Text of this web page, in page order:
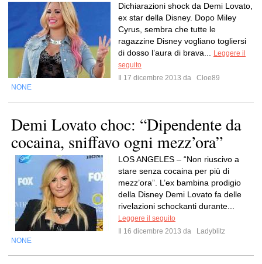
Dichiarazioni shock da Demi Lovato,
ex star della Disney. Dopo Miley
Cyrus, sembra che tutte le
ragazzine Disney vogliano togliersi
di dosso l’aura di brava...
Leggere il
seguito
Il 17 dicembre 2013 da
Cloe89
NONE
Demi Lovato choc: “Dipendente da
cocaina, sniffavo ogni mezz’ora”
LOS ANGELES – “Non riuscivo a
stare senza cocaina per più di
mezz’ora”. L’ex bambina prodigio
della Disney Demi Lovato fa delle
rivelazioni schockanti durante...
Leggere il seguito
Il 16 dicembre 2013 da
Ladyblitz
NONE